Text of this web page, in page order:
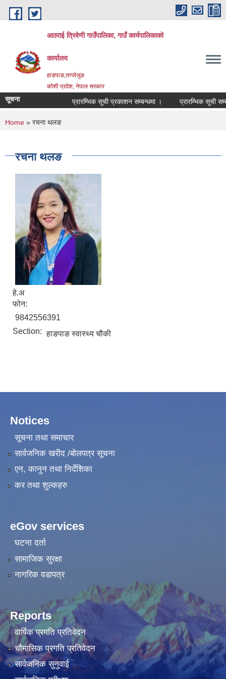
Skip to main content
आठराई त्रिवेणी गाउँपालिका, गाउँ कार्यपालिकाको
कार्यालय
हाङपाङ,ताप्लेजुङ
कोशी प्रदेश, नेपाल सरकार
सूचना प्रारम्भिक सूची प्रकाशन सम्बन्धमा । प्रारम्भिक सूची
You are here
Home » रचना थलङ
रचना थलङ
हे.अ
फोन:
9842556391
Section: हाङपाङ स्वास्थ्य चौकी
Notices
सूचना तथा समाचार
सार्वजनिक खरीद /बोलपत्र सूचना
एन, कानुन तथा निर्देशिका
कर तथा शुल्कहरु
eGov services
घटना दर्ता
सामाजिक सुरक्षा
नागरिक वडापत्र
Reports
वार्षिक प्रगति प्रतिवेदन
चौमासिक प्रगति प्रतिवेदन
सार्वजनिक सुनुवाई